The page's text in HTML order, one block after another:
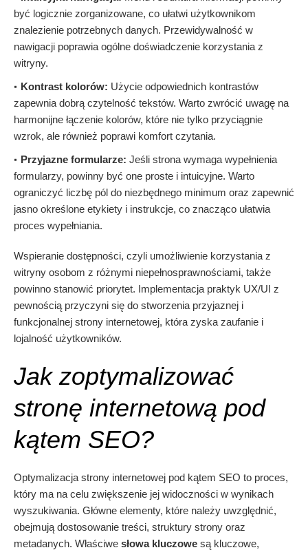
być logicznie zorganizowane, co ułatwi użytkownikom
znalezienie potrzebnych danych. Przewidywalność w
nawigacji poprawia ogólne doświadczenie korzystania z
witryny.
Kontrast kolorów: Użycie odpowiednich kontrastów
zapewnia dobrą czytelność tekstów. Warto zwrócić uwagę na
harmonijne łączenie kolorów, które nie tylko przyciągnie
wzrok, ale również poprawi komfort czytania.
Przyjazne formularze: Jeśli strona wymaga wypełnienia
formularzy, powinny być one proste i intuicyjne. Warto
ograniczyć liczbę pól do niezbędnego minimum oraz zapewnić
jasno określone etykiety i instrukcje, co znacząco ułatwia
proces wypełniania.
Wspieranie dostępności, czyli umożliwienie korzystania z
witryny osobom z różnymi niepełnosprawnościami, także
powinno stanowić priorytet. Implementacja praktyk UX/UI z
pewnością przyczyni się do stworzenia przyjaznej i
funkcjonalnej strony internetowej, która zyska zaufanie i
lojalność użytkowników.
Jak zoptymalizować
stronę internetową pod
kątem SEO?
Optymalizacja strony internetowej pod kątem SEO to proces,
który ma na celu zwiększenie jej widoczności w wynikach
wyszukiwania. Główne elementy, które należy uwzględnić,
obejmują dostosowanie treści, struktury strony oraz
metadanych. Właściwe słowa kluczowe są kluczowe,